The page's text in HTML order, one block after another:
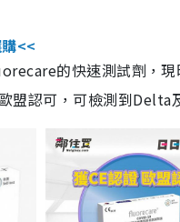
<<
的快速測試劑，
盟認可，可檢測到